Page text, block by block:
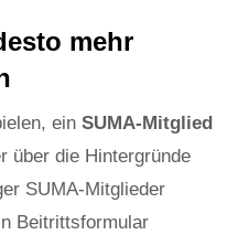
mehr
ein SUMA-Mitglied
über die Hintergründe
SUMA-Mitglieder
Beitrittsformular